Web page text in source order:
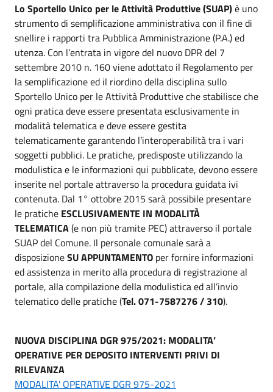
Lo Sportello Unico per le Attività Produttive (SUAP)è uno
strumento di semplificazione amministrativa con il fine di
snellire i rapporti tra Pubblica Amministrazione (P.A.) ed
utenza. Con l’entrata in vigore del nuovo DPR del 7
settembre 2010 n. 160 viene adottato il Regolamento per
la semplificazione ed il riordino della disciplina sullo
Sportello Unico per le Attività Produttive che stabilisce che
ogni pratica deve essere presentata esclusivamente in
modalità telematica e deve essere gestita
telematicamente garantendo l’interoperabilità tra i vari
soggetti pubblici. Le pratiche, predisposte utilizzando la
modulistica e le informazioni qui pubblicate, devono essere
inserite nel portale attraverso la procedura guidata ivi
contenuta. Dal 1° ottobre 2015 sarà possibile presentare
le pratiche ESCLUSIVAMENTE IN MODALITÀ
TELEMATICA(e non più tramite PEC) attraverso il portale
SUAP del Comune. Il personale comunale sarà a
disposizioneSU APPUNTAMENTO per fornire informazioni
ed assistenza in merito alla procedura di registrazione al
portale, alla compilazione della modulistica ed all’invio
telematico delle pratiche (Tel. 071-7587276 / 310).
NUOVA DISCIPLINA DGR 975/2021: MODALITA’
OPERATIVE PER DEPOSITO INTERVENTI PRIVI DI
RILEVANZA
MODALITA' OPERATIVE DGR 975-2021